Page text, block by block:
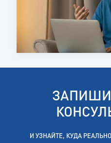
И УЗНАЙТЕ, КУДА